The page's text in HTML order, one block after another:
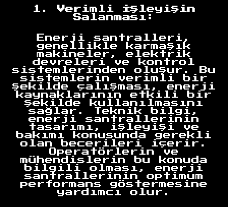
1. Verimli İşleyişin
Salanması:
Enerji santralleri,
genellikle karmaşık
makineler, elektrik
devreleri ve kontrol
sistemlerinden oluşur. Bu
sistemlerin verimli bir
şekilde çalışması, enerji
kaynaklarının etkili bir
şekilde kullanılmasını
sağlar. Teknik bilgi,
enerji santrallerinin
tasarımı, işleyişi ve
bakımı konusunda gerekli
olan becerileri içerir.
Operatörlerin ve
mühendislerin bu konuda
bilgili olması, enerji
santrallerinin optimum
performans göstermesine
yardımcı olur.